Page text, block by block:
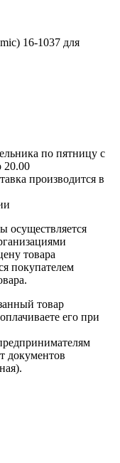
16-1037 для
по пятницу с
20.00
производится в
осуществляется
товара
покупателем
товар
его при
документов